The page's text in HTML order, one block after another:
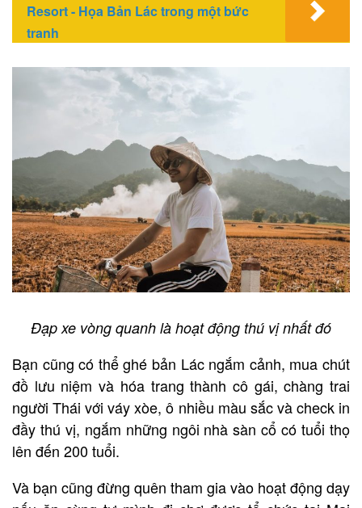
Resort - Họa Bản Lác trong một bức
tranh
Đạp xe vòng quanh là hoạt động thú vị nhất đó
Bạn cũng có thể ghé bản Lác ngắm cảnh, mua chút
đồ lưu niệm và hóa trang thành cô gái, chàng trai
người Thái với váy xòe, ô nhiều màu sắc và check in
đầy thú vị, ngắm những ngôi nhà sàn cổ có tuổi thọ
lên đến 200 tuổi.
Và bạn cũng đừng quên tham gia vào hoạt động dạy